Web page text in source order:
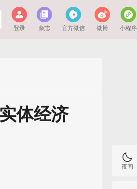
登录 杂志 官方微信 微博 小程序
体经济
夜间